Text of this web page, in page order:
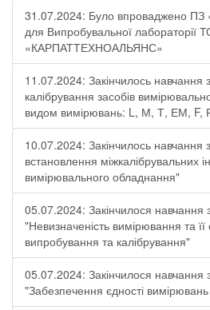
31.07.2024: Було впроваджено ПЗ
для Випробувальної лабораторії
«КАРПАТТЕХНОАЛЬЯНС»
11.07.2024: Закінчилось навчання
калібрування засобів
видом вимірювань: L, М, Т, ЕМ, F,
10.07.2024: Закінчилось навчання
встановлення міжкалібрувальних
вимірювального обладнання"
05.07.2024: Закінчилося навчання
"Невизначеність вимірювання та
випробування та калібрування"
05.07.2024: Закінчилося навчання
"Забезпечення єдності